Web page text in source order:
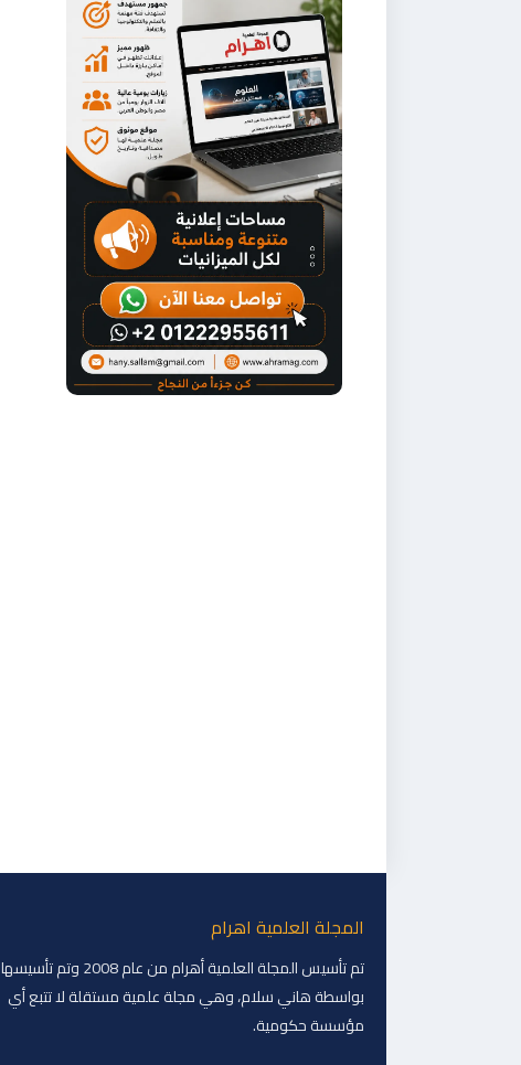
المجلة العلمية اهرام
تم تأسيس المجلة العلمية أهرام من عام 2008 وتم تأسيسها
بواسطة هاني سلام، وهي مجلة علمية مستقلة لا تتبع أي
مؤسسة حكومية.